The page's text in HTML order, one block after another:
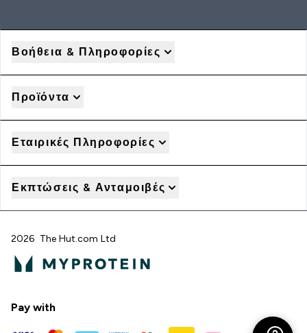
Βοήθεια & Πληροφορίες
Προϊόντα
Εταιρικές Πληροφορίες
Εκπτώσεις & Ανταμοιβές
2026 The Hut.com Ltd
Pay with